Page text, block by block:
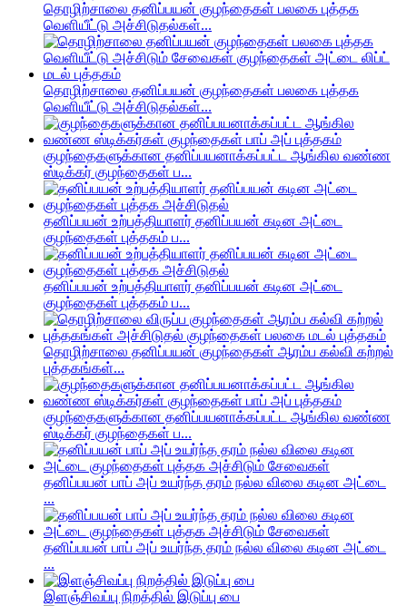
தொழிற்சாலை தனிப்பயன் குழந்தைகள் பலகை புத்தக
வெளியீட்டு அச்சிடுதல்கள்...
தொழிற்சாலை தனிப்பயன் குழந்தைகள் பலகை புத்தக
வெளியீட்டு அச்சிடுதல்கள்...
குழந்தைகளுக்கான தனிப்பயனாக்கப்பட்ட ஆங்கில வண்ண
ஸ்டிக்கர் குழந்தைகள் ப...
தனிப்பயன் உற்பத்தியாளர் தனிப்பயன் கடின அட்டை
குழந்தைகள் புத்தகம் ப...
தனிப்பயன் உற்பத்தியாளர் தனிப்பயன் கடின அட்டை
குழந்தைகள் புத்தகம் ப...
தொழிற்சாலை தனிப்பயன் குழந்தைகள் ஆரம்ப கல்வி கற்றல்
புத்தகங்கள்...
குழந்தைகளுக்கான தனிப்பயனாக்கப்பட்ட ஆங்கில வண்ண
ஸ்டிக்கர் குழந்தைகள் ப...
தனிப்பயன் பாப் அப் உயர்ந்த தரம் நல்ல விலை கடின அட்டை
...
தனிப்பயன் பாப் அப் உயர்ந்த தரம் நல்ல விலை கடின அட்டை
...
இளஞ்சிவப்பு நிறத்தில் இடுப்பு பை